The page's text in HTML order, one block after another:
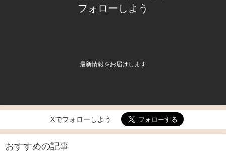
フォローしよう
最新情報をお届けします
Xでフォローしよう
おすすめの記事